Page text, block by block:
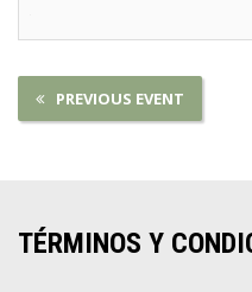
PREVIOUS EVENT
TÉRMINOS Y